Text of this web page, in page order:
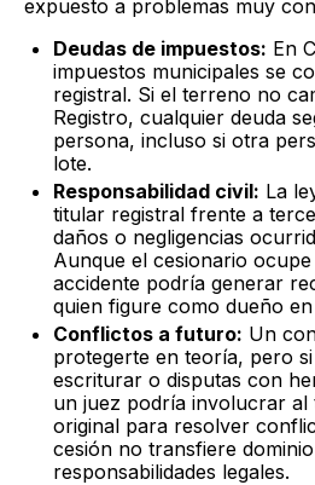
expuesto a problemas muy
Deudas de impuestos: En
impuestos municipales se
registral. Si el terreno no
Registro, cualquier deuda
persona, incluso si otra
lote.
Responsabilidad civil: La
titular registral frente a
daños o negligencias
Aunque el cesionario
accidente podría generar
quien figure como dueño
Conflictos a futuro: Un
protegerte en teoría, pero
escriturar o disputas con
un juez podría involucrar al
original para resolver
cesión no transfiere
responsabilidades legales.